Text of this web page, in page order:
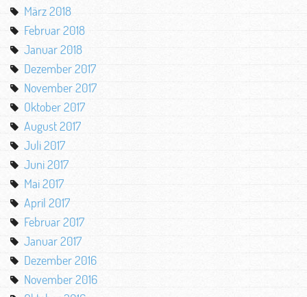
März 2018
Februar 2018
Januar 2018
Dezember 2017
November 2017
Oktober 2017
August 2017
Juli 2017
Juni 2017
Mai 2017
April 2017
Februar 2017
Januar 2017
Dezember 2016
November 2016